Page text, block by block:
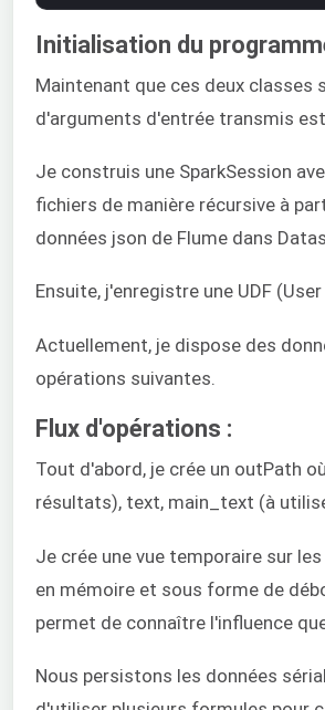
Initialisation du
Maintenant que ces deux classes
d'arguments d'entrée transmis
Je construis une SparkSession
fichiers de manière récursive à
données json de Flume dans
Ensuite, j'enregistre une UDF
Actuellement, je dispose des
opérations suivantes.
Flux d'opérations :
Tout d'abord, je crée un outPath
résultats), text, main_text (à
Je crée une vue temporaire sur
en mémoire et sous forme de
permet de connaître l'influence
Nous persistons les données